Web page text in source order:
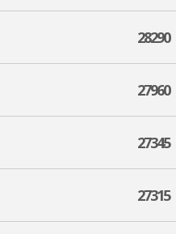
28290
27960
27345
27315